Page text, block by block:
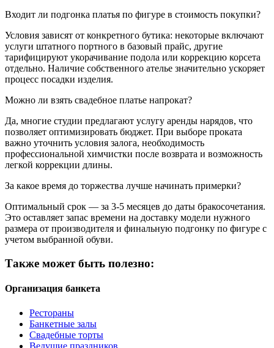
Входит ли подгонка платья по фигуре в стоимость покупки?
Условия зависят от конкретного бутика: некоторые включают
услуги штатного портного в базовый прайс, другие
тарифицируют укорачивание подола или коррекцию корсета
отдельно. Наличие собственного ателье значительно ускоряет
процесс посадки изделия.
Можно ли взять свадебное платье напрокат?
Да, многие студии предлагают услугу аренды нарядов, что
позволяет оптимизировать бюджет. При выборе проката
важно уточнить условия залога, необходимость
профессиональной химчистки после возврата и возможность
легкой коррекции длины.
За какое время до торжества лучше начинать примерки?
Оптимальный срок — за 3-5 месяцев до даты бракосочетания.
Это оставляет запас времени на доставку модели нужного
размера от производителя и финальную подгонку по фигуре с
учетом выбранной обуви.
Также может быть полезно:
Организация банкета
Рестораны
Банкетные залы
Свадебные торты
Ведущие праздников